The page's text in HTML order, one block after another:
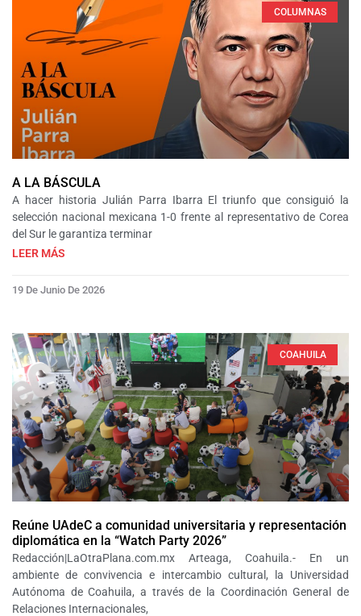
COLUMNAS
A LA BÁSCULA
A hacer historia Julián Parra Ibarra El triunfo que consiguió la
selección nacional mexicana 1-0 frente al representativo de Corea
del Sur le garantiza terminar
LEER MÁS
19 De Junio De 2026
COAHUILA
Reúne UAdeC a comunidad universitaria y representación
diplomática en la “Watch Party 2026”
Redacción|LaOtraPlana.com.mx Arteaga, Coahuila.- En un
ambiente de convivencia e intercambio cultural, la Universidad
Autónoma de Coahuila, a través de la Coordinación General de
Relaciones Internacionales,